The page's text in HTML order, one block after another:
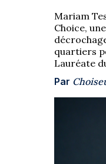
Mariam
Choice,
quartiers
Lauréate
Par